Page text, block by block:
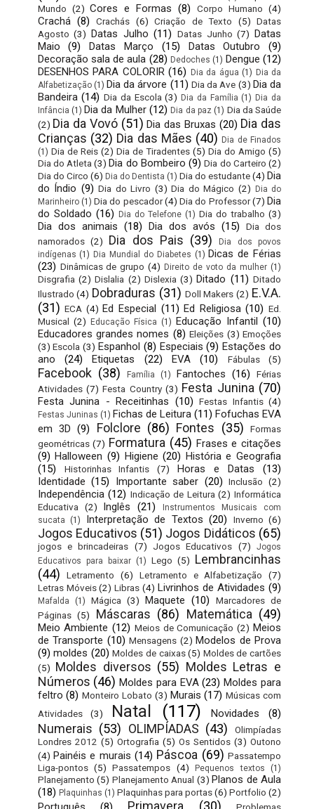
Mundo (2) Cores e Formas (8) Corpo Humano (4)
Crachá (8) Crachás (6) Criação de Texto (5) Datas
Agosto (3) Datas Julho (11) Datas Junho (7) Datas
Maio
(9) Datas Março (15) Datas Outubro
(9)
Decoração sala de aula (28) Dedoches (1) Dengue (12)
DESENHOS PARA COLORIR (16) Dia da água (1) Dia da
Alfabetização (1) Dia da árvore (11) Dia da Ave (3) Dia da
Bandeira (14) Dia da Escola (3) Dia da Família (1) Dia da
Infância (1) Dia da Mulher (12) Dia da paz (1) Dia da Saúde
(2) Dia da Vovó (51) Dia das Bruxas (20) Dia das
Crianças (32) Dia das Mães (40) Dia de Finados
(1) Dia de Reis (2) Dia de Tiradentes (5) Dia do Amigo (5)
Dia do Atleta (3) Dia do Bombeiro (9) Dia do Carteiro (2)
Dia do Circo (6) Dia do Dentista (1) Dia do estudante(4) Dia
do Índio (9) Dia do Livro (3) Dia do Mágico (2)
Dia do
Marinheiro (1) Dia do pescador (4) Dia do Professor (7) Dia
do Soldado (16) Dia do Telefone (1) Dia do trabalho (3)
Dia dos animais (18) Dia dos avós (15)
Dia dos
namorados (2) Dia dos Pais (39)
Dia dos povos
indígenas (1) Dia Mundial do Diabetes (1) Dicas de Férias
(23) Dinâmicas de grupo (4) Direito de voto da mulher (1)
Disgrafia (2) Dislalia (2) Dislexia (3) Ditado (11) Ditado
Ilustrado (4) Dobraduras (31) Doll Makers (2) E.V.A.
(31) ECA (4) Ed Especial (11) Ed Religiosa (10) Ed.
Musical (2) Educação Física (1) Educação Infantil (10)
Educadores grandes nomes (8) Eleições (3) Emoções
(3) Escola (3) Espanhol (8) Especiais (9) Estações do
ano
(24) Etiquetas (22) EVA (10) Fábulas (5)
Facebook (38) Família (1) Fantoches (16)
Férias
Atividades (7) Festa Country (3) Festa Junina (70)
Festa Junina - Receitinhas (10) Festas Infantis (4)
Festas Juninas (1) Fichas de Leitura (11) Fofuchas EVA
em 3D (9) Folclore (86) Fontes (35)
Formas
geométricas (7) Formatura (45) Frases e citações
(9) Halloween (9) Higiene (20) História e Geografia
(15)
Historinhas Infantis (7) Horas e Datas
(13)
Identidade (15) Importante saber (20) Inclusão (2)
Independência (12) Indicação de Leitura (2) Informática
Educativa
(2) Inglês (21)
Instrumentos Musicais com
sucata
(1) Interpretação de Textos (20) Inverno (6)
Jogos Educativos (51) Jogos Didáticos (65)
jogos e brincadeiras (7) Jogos Educativos (7)
Jogos
Educativos para baixar (1) Lego (5) Lembrancinhas
(44)
Letramento (6) Letramento e Alfabetização
(7)
Letras Móveis (2) Libras (4) Livrinhos de Atividades (9)
Mafalda (1) Mágica (3) Maquete (10)
Marcadores de
Páginas (5) Máscaras (86) Matemática (49)
Meio Ambiente (12) Meios de Comunicação (2) Meios
de Transporte (10) Mensagens (2) Modelos de Prova
(9) moldes (20) Moldes de caixas (5) Moldes de cartões
(5) Moldes diversos (55) Moldes Letras e
Números (46) Moldes para EVA (23) Moldes para
feltro (8) Monteiro Lobato (3) Murais (17) Músicas com
Atividades
(3) Natal (117) Novidades (8)
Numerais (53) OLIMPÍADAS (43)
Olimpíadas
Londres 2012 (5) Ortografia (5) Os Sentidos (3) Outono
(4) Painéis e murais (14) Páscoa (69) Passatempo
Liga-pontos (5) Passatempos (4) Pequenos textos (1)
Planejamento (5) Planejamento Anual (3) Planos de Aula
(18) Plaquinhas (1) Plaquinhas para portas(6) Portfolio (2)
Primavera (30)